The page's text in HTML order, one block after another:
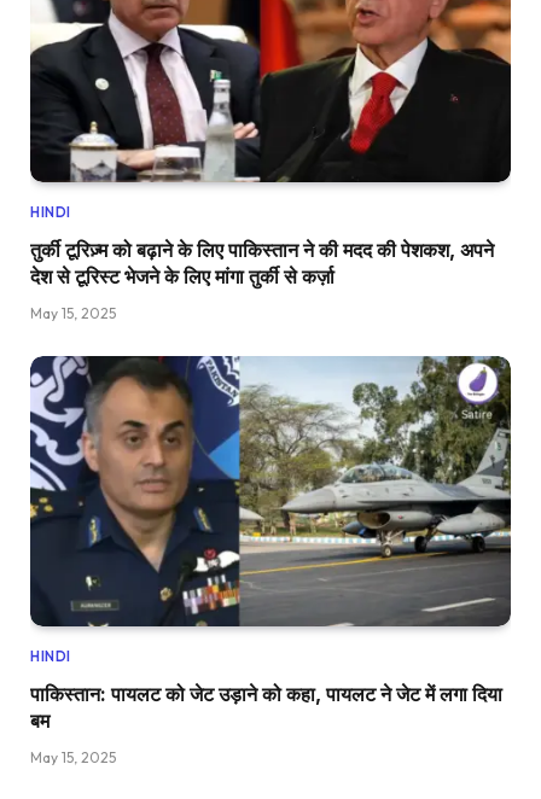
HINDI
तुर्की टूरिज़्म को बढ़ाने के लिए पाकिस्तान ने की मदद की पेशकश, अपने
देश से टूरिस्ट भेजने के लिए मांगा तुर्की से कर्ज़ा
May 15, 2025
HINDI
पाकिस्तान: पायलट को जेट उड़ाने को कहा, पायलट ने जेट में लगा दिया
बम
May 15, 2025